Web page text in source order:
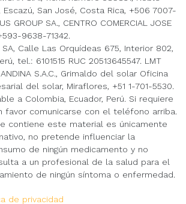
San José, Costa Rica, +506 7007-
GROUP SA., CENTRO COMERCIAL JOSE
9638-71342.
Calle Las Orquídeas 675, Interior 802,
tel.: 6101515 RUC 20513645547. LMT
ANDINA S.A.C., Grimaldo del solar Oficina
del solar, Miraflores, +51 1-701-5530.
a Colombia, Ecuador, Perú. Si requiere
favor comunicarse con el teléfono arriba.
contiene este material es únicamente
no pretende influenciar la
de ningún medicamento y no
a un profesional de la salud para el
de ningún síntoma o enfermedad.
de privacidad